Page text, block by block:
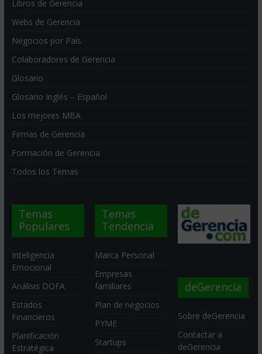
Libros de Gerencia
Webs de Gerencia
Negocios por País
Colaboradores de Gerencia
Glosario
Glosario Inglés – Español
Los mejores MBA
Firmas de Gerencia
Formación de Gerencia
Todos los Temas
Temas
Populares
Inteligencia
Emocional
Análisis DOFA
Estados
Financieros
Planificación
Estratégica
Temas
Tendencia
Marca Personal
Empresas
familiares
Plan de negocios
PYME
Startups
deGerencia
Sobre deGerencia
Contactar a
deGerencia